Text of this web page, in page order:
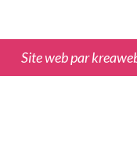
Site web par